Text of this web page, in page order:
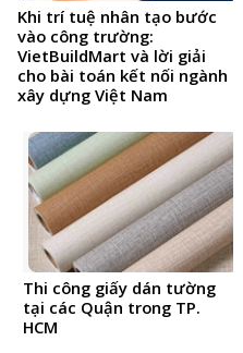
Khi trí tuệ nhân tạo bước
vào công trường:
VietBuildMart và lời giải
cho bài toán kết nối ngành
xây dựng Việt Nam
Thi công giấy dán tường
tại các Quận trong TP.
HCM